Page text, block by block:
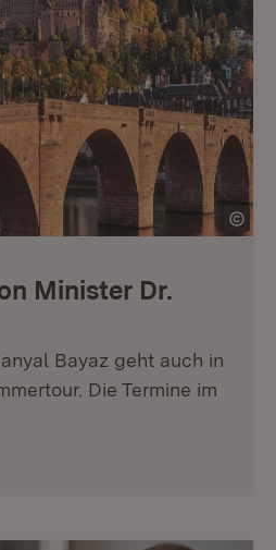
Minister Dr.
Bayaz geht auch in
Die Termine im